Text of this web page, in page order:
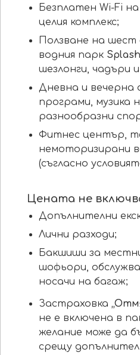
Безплатен Wi-Fi
целия комплекс;
Ползване на шест
водния парк
шезлонги, чадъри
Дневна и вечерна
програми, музика
разнообразни
Фитнес център,
немоторизирани
(съгласно
Цената не
Допълнителни
Лични разходи;
Бакшиши за
шофьори,
носачи на багаж;
Застраховка
не е включена в
желание може да
срещу